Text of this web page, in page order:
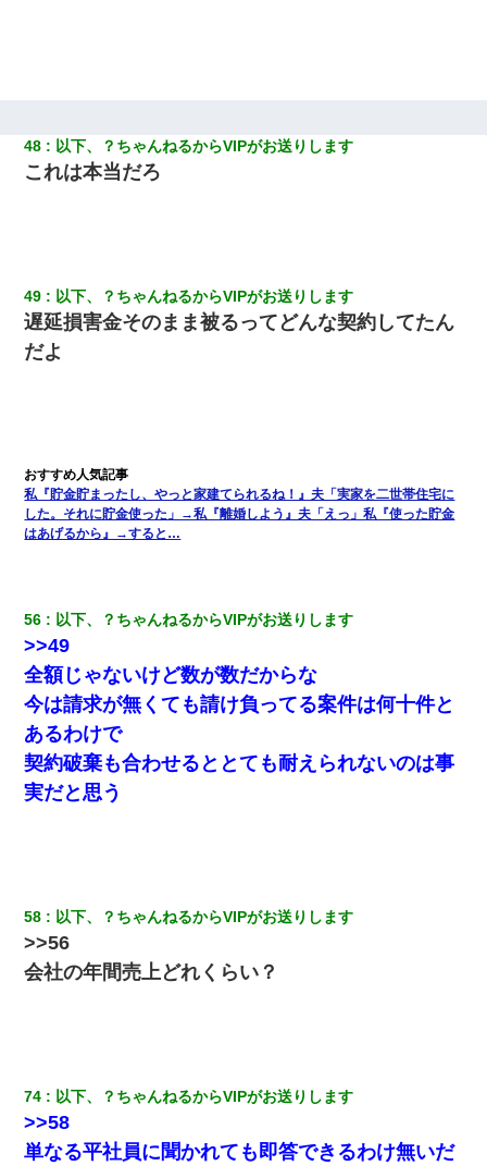
48 以下、？ちゃんねるからVIPがお送りします
これは本当だろ
49 以下、？ちゃんねるからVIPがお送りします
遅延損害金そのまま被るってどんな契約してたん
だよ
私『貯金貯まったし、やっと家建てられるね！』夫「実家を二世帯住宅に
した。それに貯金使った」→私『離婚しよう』夫「えっ」私『使った貯金
はあげるから』→すると…
56 以下、？ちゃんねるからVIPがお送りします
>>49
全額じゃないけど数が数だからな
今は請求が無くても請け負ってる案件は何十件と
あるわけで
契約破棄も合わせるととても耐えられないのは事
実だと思う
58 以下、？ちゃんねるからVIPがお送りします
>>56
会社の年間売 上どれくらい？
74 以下、？ちゃんねるからVIPがお送りします
>>58
単なる平社員に聞かれても即答できるわけ無いだ